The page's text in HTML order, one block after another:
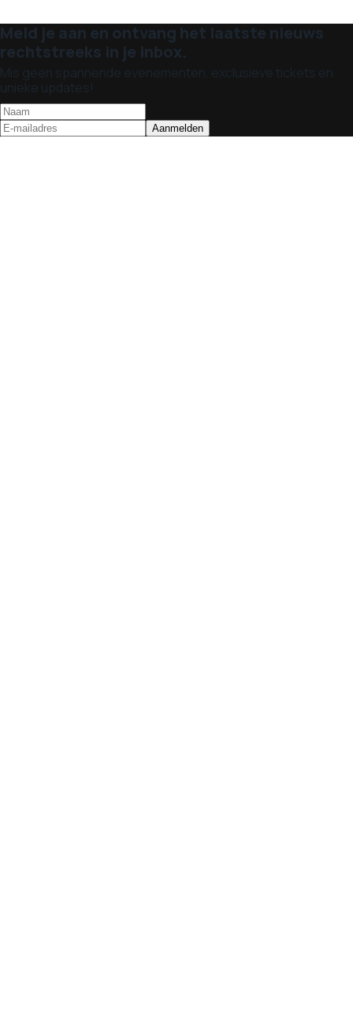
Meld je aan en ontvang het laatste nieuws
rechtstreeks in je inbox.
Mis geen spannende evenementen, exclusieve tickets en
unieke updates!